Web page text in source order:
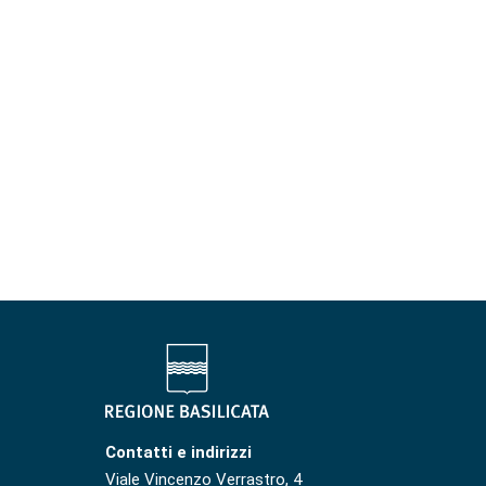
Contatti e indirizzi
Viale Vincenzo Verrastro, 4